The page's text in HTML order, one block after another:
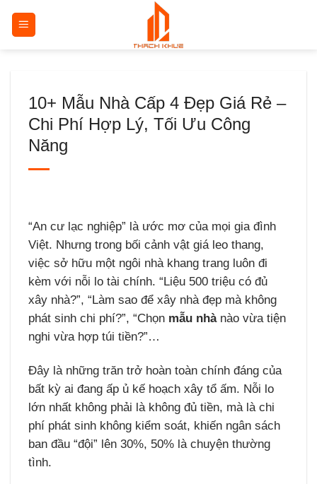
10+ Mẫu Nhà Cấp 4 Đẹp Giá Rẻ –
Chi Phí Hợp Lý, Tối Ưu Công
Năng
“An cư lạc nghiệp” là ước mơ của mọi gia đình
Việt. Nhưng trong bối cảnh vật giá leo thang,
việc sở hữu một ngôi nhà khang trang luôn đi
kèm với nỗi lo tài chính. “Liệu 500 triệu có đủ
xây nhà?”, “Làm sao để xây nhà đẹp mà không
phát sinh chi phí?”, “Chọn mẫu nhà nào vừa tiện
nghi vừa hợp túi tiền?”…
Đây là những trăn trở hoàn toàn chính đáng của
bất kỳ ai đang ấp ủ kế hoạch xây tổ ấm. Nỗi lo
lớn nhất không phải là không đủ tiền, mà là chi
phí phát sinh không kiểm soát, khiến ngân sách
ban đầu “đội” lên 30%, 50% là chuyện thường
tình.